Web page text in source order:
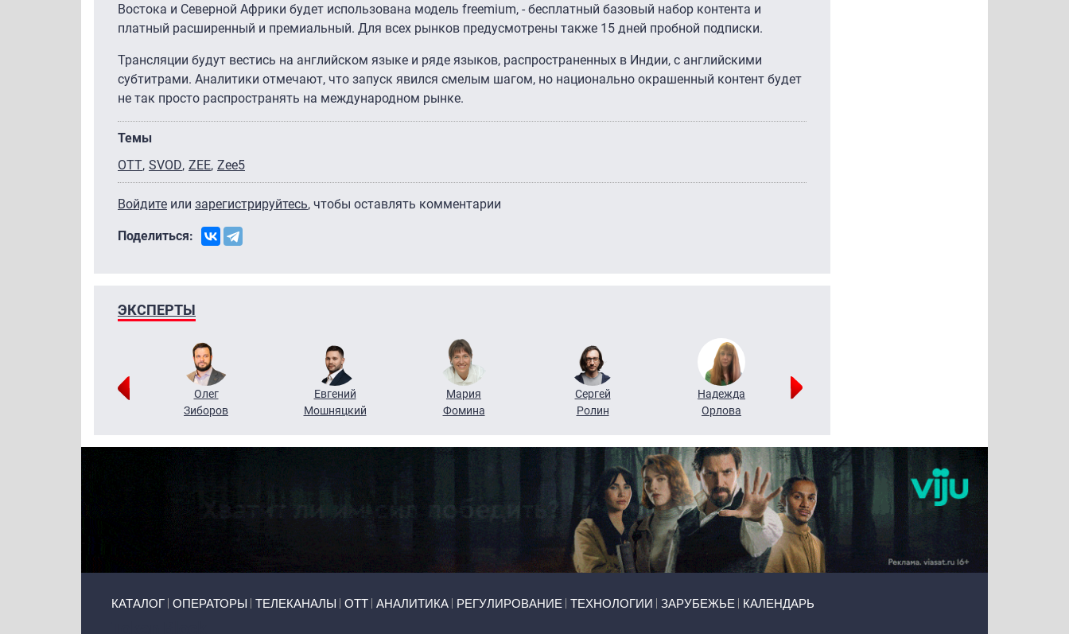
Востока и Северной Африки будет использована модель freemium, - бесплатный базовый набор контента и
платный расширенный и премиальный. Для всех рынков предусмотрены также 15 дней пробной подписки.
Трансляции будут вестись на английском языке и ряде языков, распространенных в Индии, с английскими
субтитрами. Аналитики отмечают, что запуск явился смелым шагом, но национально окрашенный контент будет
не так просто распространять на международном рынке.
Темы
OTT SVOD ZEE Zee5
Войдите или зарегистрируйтесь, чтобы оставлять комментарии
Поделиться:
ЭКСПЕРТЫ
Олег
Зиборов
Евгений
Мошняцкий
Мария
Фомина
Сергей
Ролин
Надежда
Орлова
КАТАЛОГ ОПЕРАТОРЫ ТЕЛЕКАНАЛЫ ОТТ АНАЛИТИКА РЕГУЛИРОВАНИЕ ТЕХНОЛОГИИ ЗАРУБЕЖЬЕ КАЛЕНДАРЬ